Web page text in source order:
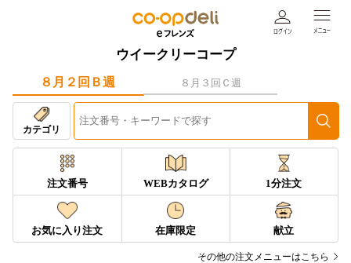
ウイークリーコープ
８月２回Ｂ週 ８月３回Ｃ週
カテゴリ
注文番号 WEBカタログ 1分注文
お気に入り注文 在庫限定 献立
その他の注文メニューはこちら